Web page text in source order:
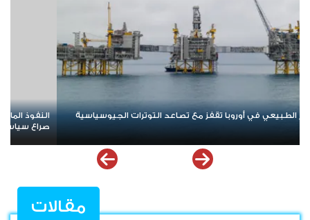
النفوذ المالي للإخوان في مرمى الاتهام.. كيف تحولت الأسواق إلى ساحة
نمو
مقالات